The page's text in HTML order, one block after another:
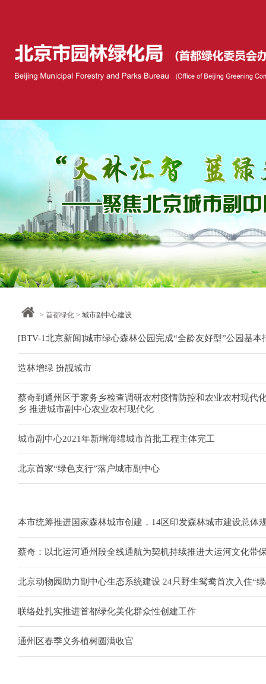
> 首都绿化> 城市副中心建设
[BTV-1北京新闻]城市绿心森林公园完成“全龄友好型”公园基本
造林增绿 扮靓城市
蔡奇到通州区于家务乡检查调研农村疫情防控和农业农村现代
乡 推进城市副中心农业农村现代化
城市副中心2021年新增海绵城市首批工程主体完工
北京首家“绿色支行”落户城市副中心
本市统筹推进国家森林城市创建，14区印发森林城市建设总体
蔡奇：以北运河通州段全线通航为契机持续推进大运河文化带
北京动物园助力副中心生态系统建设 24只野生鸳鸯首次入住“
联络处扎实推进首都绿化美化群众性创建工作
通州区春季义务植树圆满收官